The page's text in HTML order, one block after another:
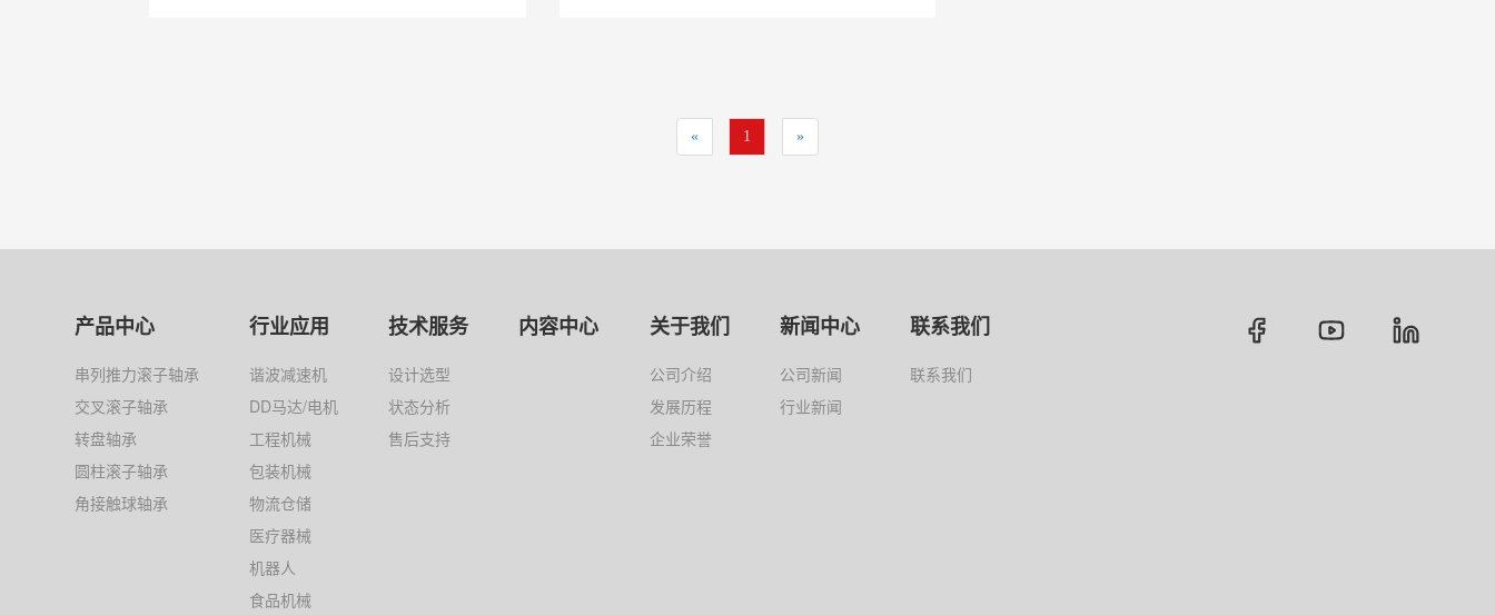
« 1 »
产品中心
串列推力滚子轴承
交叉滚子轴承
转盘轴承
圆柱滚子轴承
角接触球轴承
行业应用
谐波减速机
DD马达/电机
工程机械
包装机械
物流仓储
医疗器械
机器人
食品机械
技术服务
设计选型
状态分析
售后支持
内容中心 关于我们
公司介绍
发展历程
企业荣誉
新闻中心
公司新闻
行业新闻
联系我们
联系我们